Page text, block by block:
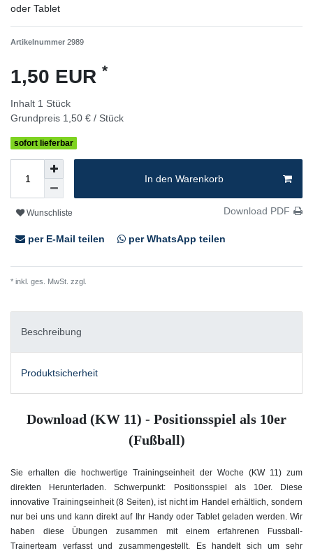
oder Tablet
Artikelnummer 2989
1,50 EUR *
Inhalt 1 Stück
Grundpreis 1,50 € / Stück
sofort lieferbar
In den Warenkorb
Wunschliste Download PDF
per E-Mail teilen per WhatsApp teilen
* inkl. ges. MwSt. zzgl.
Beschreibung
Produktsicherheit
Download (KW 11) - Positionsspiel als 10er
(Fußball)
Sie erhalten die hochwertige Trainingseinheit der Woche (KW 11) zum
direkten Herunterladen. Schwerpunkt: Positionsspiel als 10er. Diese
innovative Trainingseinheit (8 Seiten), ist nicht im Handel erhältlich, sondern
nur bei uns und kann direkt auf Ihr Handy oder Tablet geladen werden. Wir
haben diese Übungen zusammen mit einem erfahrenen Fussball-
Trainerteam verfasst und zusammengestellt. Es handelt sich um sehr